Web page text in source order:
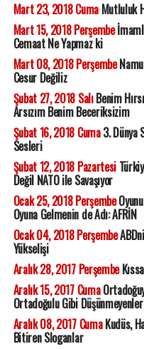
Mart 23, 2018 CumaMutluluk
Mart 15, 2018 Perşembe
Cemaat Ne Yapmaz ki
Mart 08, 2018 Perşembe
Cesur Değiliz
Şubat 27, 2018 SalıBenim
Arsızım Benim Beceriksizim
Şubat 16, 2018 Cuma3. Dünya
Sesleri
Şubat 12, 2018 Pazartesi
Değil NATO ile Savaşıyor
Ocak 25, 2018 Perşembe
Oyuna Gelmenin de Adı: AFRİN
Ocak 04, 2018 Perşembe
Yükselişi
Aralık 28, 2017 Perşembe
Aralık 15, 2017 Cuma
Ortadoğulu Gibi
Aralık 08, 2017 CumaKudüs,
Bitiren Sloganlar